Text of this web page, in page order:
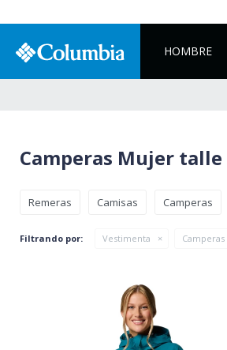
HOMBRE
Camperas Mujer talle
Remeras Camisas Camperas
Filtrando por: Vestimenta Camperas